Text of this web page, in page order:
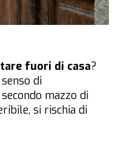
fuori di casa?
di
mazzo di
si rischia di